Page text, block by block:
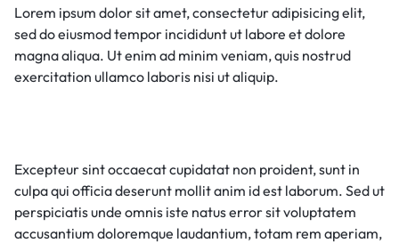
Lorem ipsum dolor sit amet, consectetur adipisicing elit,
sed do eiusmod tempor incididunt ut labore et dolore
magna aliqua. Ut enim ad minim veniam, quis nostrud
exercitation ullamco laboris nisi ut aliquip.
Excepteur sint occaecat cupidatat non proident, sunt in
culpa qui officia deserunt mollit anim id est laborum. Sed ut
perspiciatis unde omnis iste natus error sit voluptatem
accusantium doloremque laudantium, totam rem aperiam,